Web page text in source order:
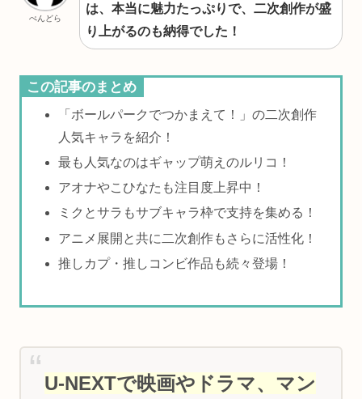
ぺんどら
は、本当に魅力たっぷりで、二次創作が盛
り上がるのも納得でした！
この記事のまとめ
「ボールパークでつかまえて！」の二次創作
人気キャラを紹介！
最も人気なのはギャップ萌えのルリコ！
アオナやこひなたも注目度上昇中！
ミクとサラもサブキャラ枠で支持を集める！
アニメ展開と共に二次創作もさらに活性化！
推しカプ・推しコンビ作品も続々登場！
U-NEXTで映画やドラマ、マン